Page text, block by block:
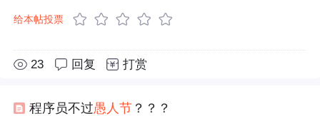
给本帖投票
23 回复 打赏
程序员不过愚人节 ？？？